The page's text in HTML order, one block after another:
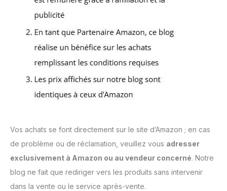
Vos achats se font directement sur le site d’Amazon ; en cas
de problème ou de réclamation, veuillez vous adresser
exclusivement à Amazon ou au vendeur concerné. Notre
blog ne fait que rediriger vers les produits sans intervenir
dans la vente ou le service après-vente.